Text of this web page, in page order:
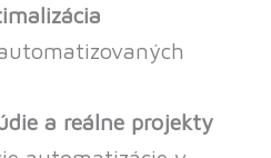
a reálne projekty